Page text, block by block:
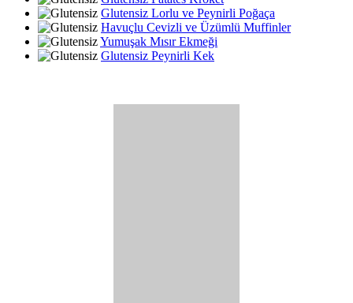
Glutensiz Lorlu ve Peynirli Poğaça
Havuçlu Cevizli ve Üzümlü Muffinler
Yumuşak Mısır Ekmeği
Glutensiz Peynirli Kek